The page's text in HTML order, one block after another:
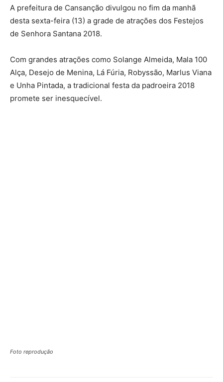
A prefeitura de Cansanção divulgou no fim da manhã
desta sexta-feira (13) a grade de atrações dos Festejos
de Senhora Santana 2018.
Com grandes atrações como Solange Almeida, Mala 100
Alça, Desejo de Menina, Lá Fúria, Robyssão, Marlus Viana
e Unha Pintada, a tradicional festa da padroeira 2018
promete ser inesquecível.
Foto reprodução